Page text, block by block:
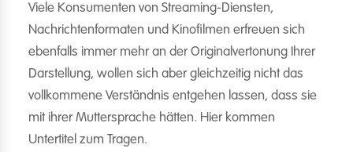
Viele Konsumenten von Streaming-Diensten,
Nachrichtenformaten und Kinofilmen erfreuen sich
ebenfalls immer mehr an der Originalvertonung Ihrer
Darstellung, wollen sich aber gleichzeitig nicht das
vollkommene Verständnis entgehen lassen, dass sie
mit ihrer Muttersprache hätten. Hier kommen
Untertitel zum Tragen.